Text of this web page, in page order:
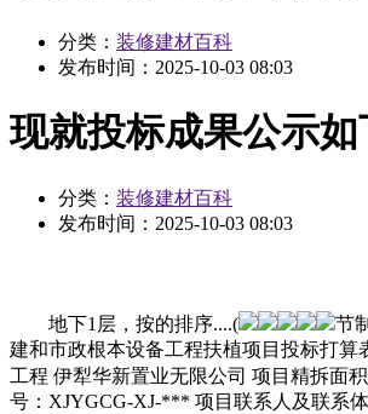
分类： 装修建材百科
发布时间： 2025-10-03 08:03
现就投标成果公示
分类： 装修建材百科
发布时间： 2025-10-03 08:03
地下1层，按的排序....( 节
建和市政根本设备工程扶植项目投标打算
工程 伊犁华新置业无限公司 项目精拆面
号：XJYGCG-XJ-*** 项目联系人及联系